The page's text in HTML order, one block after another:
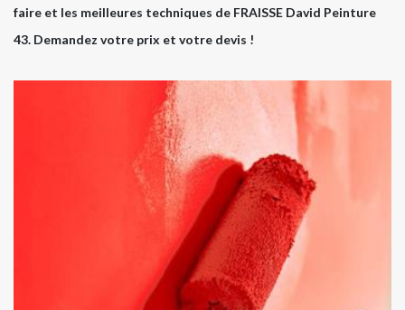
faire et les meilleures techniques de FRAISSE David Peinture
43. Demandez votre prix et votre devis !